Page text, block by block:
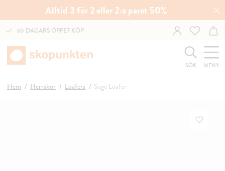
Alltid 3 för 2 eller 2:a paret 50%
60 DAGARS ÖPPET KÖP
SÖK MENY
Hem Herrskor Loafers Sage Loafer